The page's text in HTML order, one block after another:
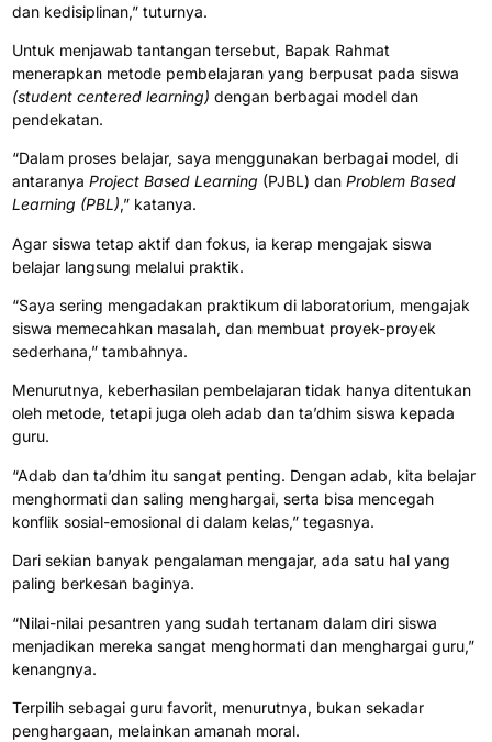
dan kedisiplinan,” tuturnya.
Untuk menjawab tantangan tersebut, Bapak Rahmat
menerapkan metode pembelajaran yang berpusat pada siswa
(student centered learning) dengan berbagai model dan
pendekatan.
“Dalam proses belajar, saya menggunakan berbagai model, di
antaranya Project Based Learning (PJBL) dan Problem Based
Learning (PBL),” katanya.
Agar siswa tetap aktif dan fokus, ia kerap mengajak siswa
belajar langsung melalui praktik.
“Saya sering mengadakan praktikum di laboratorium, mengajak
siswa memecahkan masalah, dan membuat proyek-proyek
sederhana,” tambahnya.
Menurutnya, keberhasilan pembelajaran tidak hanya ditentukan
oleh metode, tetapi juga oleh adab dan ta’dhim siswa kepada
guru.
“Adab dan ta’dhim itu sangat penting. Dengan adab, kita belajar
menghormati dan saling menghargai, serta bisa mencegah
konflik sosial-emosional di dalam kelas,” tegasnya.
Dari sekian banyak pengalaman mengajar, ada satu hal yang
paling berkesan baginya.
“Nilai-nilai pesantren yang sudah tertanam dalam diri siswa
menjadikan mereka sangat menghormati dan menghargai guru,”
kenangnya.
Terpilih sebagai guru favorit, menurutnya, bukan sekadar
penghargaan, melainkan amanah moral.